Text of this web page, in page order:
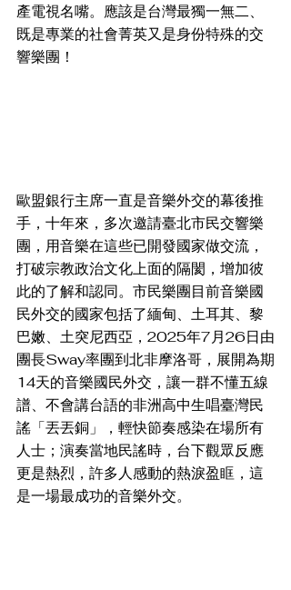
產電視名嘴。應該是台灣最獨一無二、
既是專業的社會菁英又是身份特殊的交
響樂團！
歐盟銀行主席一直是音樂外交的幕後推
手，十年來，多次邀請臺北市民交響樂
團，用音樂在這些已開發國家做交流，
打破宗教政治文化上面的隔閡，增加彼
此的了解和認同。市民樂團目前音樂國
民外交的國家包括了緬甸、土耳其、黎
巴嫩、土突尼西亞，2025年7月26日由
團長Sway率團到北非摩洛哥，展開為期
14天的音樂國民外交，讓一群不懂五線
譜、不會講台語的非洲高中生唱臺灣民
謠「丟丟銅」，輕快節奏感染在場所有
人士；演奏當地民謠時，台下觀眾反應
更是熱烈，許多人感動的熱淚盈眶，這
是一場最成功的音樂外交。